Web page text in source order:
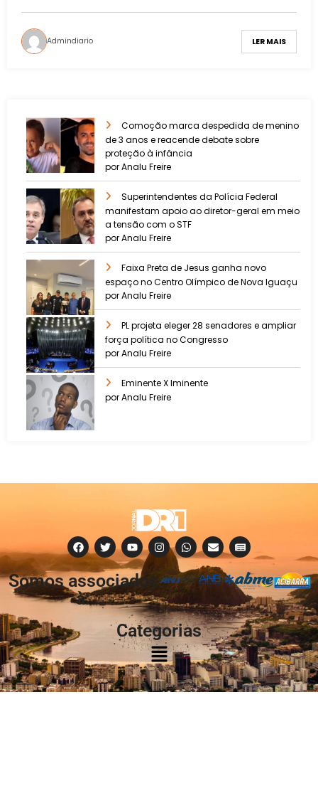
Admindiario LER MAIS
Comoção marca despedida de menino
de 3 anos e reacende debate sobre
proteção à infância
por Analu Freire
Superintendentes da Polícia Federal
manifestam apoio ao diretor-geral em meio
a tensão com o STF
por Analu Freire
Faixa Preta de Jesus ganha novo
espaço no Centro Olímpico de Nova Iguaçu
por Analu Freire
PL projeta eleger 28 senadores e ampliar
força política no Congresso
por Analu Freire
Eminente X Iminente
por Analu Freire
Somos associados
à:
Categorias